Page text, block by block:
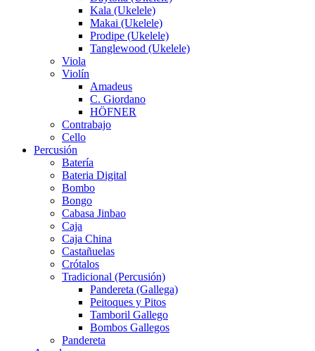
Kala (Ukelele)
Makai (Ukelele)
Prodipe (Ukelele)
Tanglewood (Ukelele)
Viola
Violín
Amadeus
C. Giordano
HÖFNER
Contrabajo
Cello
Percusión
Batería
Bateria Digital
Bombo
Bongo
Cabasa Jinbao
Caja
Caja China
Castañuelas
Crótalos
Tradicional (Percusión)
Pandereta (Gallega)
Peitoques y Pitos
Tamboril Gallego
Bombos Gallegos
Pandereta